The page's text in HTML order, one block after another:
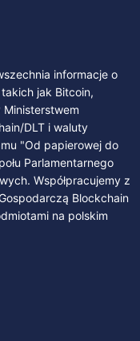
informacje o
jak Bitcoin,
Ministerstwem
DLT i waluty
"Od papierowej do
Parlamentarnego
Współpracujemy z
Blockchain
na polskim